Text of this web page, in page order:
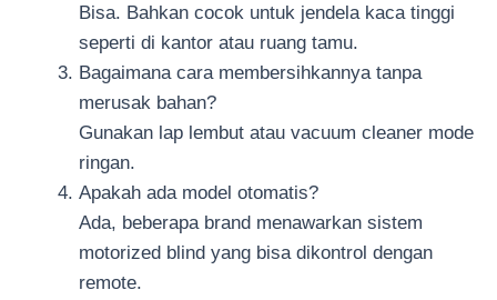
Bisa. Bahkan cocok untuk jendela kaca tinggi
seperti di kantor atau ruang tamu.
Bagaimana cara membersihkannya tanpa
merusak bahan?
Gunakan lap lembut atau vacuum cleaner mode
ringan.
Apakah ada model otomatis?
Ada, beberapa brand menawarkan sistem
motorized blind yang bisa dikontrol dengan
remote.